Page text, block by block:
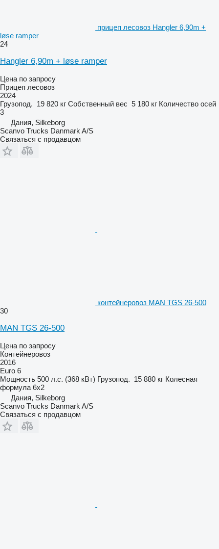
прицеп лесовоз Hangler 6,90m +
løse ramper
24
Hangler 6,90m + løse ramper
Цена по запросу
Прицеп лесовоз
2024
Грузопод. 19 820 кг Собственный вес 5 180 кг Количество осей
3
Дания, Silkeborg
Scanvo Trucks Danmark A/S
Связаться с продавцом
контейнеровоз MAN TGS 26-500
30
MAN TGS 26-500
Цена по запросу
Контейнеровоз
2016
Euro 6
Мощность 500 л.с. (368 кВт) Грузопод. 15 880 кг Колесная
формула 6x2
Дания, Silkeborg
Scanvo Trucks Danmark A/S
Связаться с продавцом